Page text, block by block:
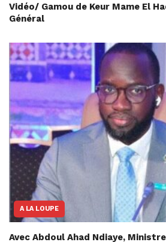
Vidéo/ Gamou de Keur Mame El
Général
A LA LOUPE
Avec Abdoul Ahad Ndiaye,